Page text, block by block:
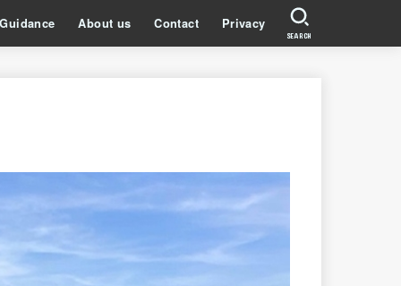
Guidance About us Contact Privacy
SEARCH